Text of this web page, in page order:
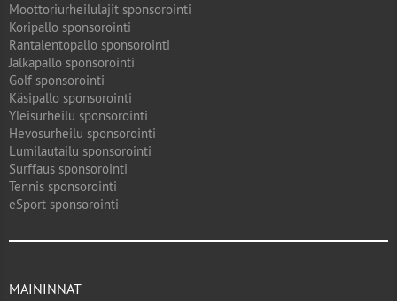
Moottoriurheilulajit sponsorointi
Koripallo sponsorointi
Rantalentopallo sponsorointi
Jalkapallo sponsorointi
Golf sponsorointi
Käsipallo sponsorointi
Yleisurheilu sponsorointi
Hevosurheilu sponsorointi
Lumilautailu sponsorointi
Surffaus sponsorointi
Tennis sponsorointi
eSport sponsorointi
MAININNAT